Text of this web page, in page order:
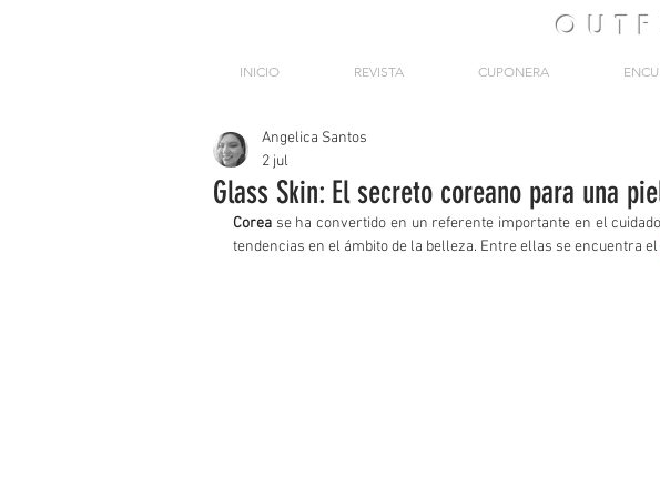
INICIO REVISTA CUPONERA
Glass Skin: El secreto coreano para una
Angelica Santos
2 jul
Corea se ha convertido en un referente importante en el
tendencias en el ámbito de la belleza. Entre ellas se encuentra el